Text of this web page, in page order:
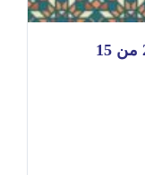
مهرجان السلام في حمص 2025 من 15